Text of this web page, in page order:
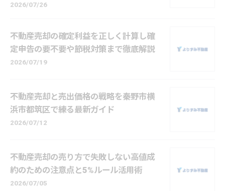
2026/07/26
不動産売却の確定利益を正しく計算し確
定申告の要不要や節税対策まで徹底解説
2026/07/19
不動産売却と売出価格の戦略を秦野市横
浜市都筑区で練る最新ガイド
2026/07/12
不動産売却の売り方で失敗しない高値成
約のための注意点と5%ルール活用術
2026/07/05